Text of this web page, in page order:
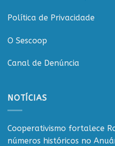
Política de Privacidade
O Sescoop
Canal de Denúncia
NOTÍCIAS
Cooperativismo fortalece
números históricos no